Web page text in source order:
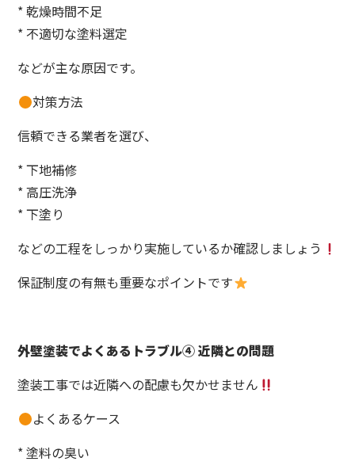
* 乾燥時間不足
* 不適切な塗料選定
などが主な原因です。
対策方法
信頼できる業者を選び、
* 下地補修
* 高圧洗浄
* 下塗り
などの工程をしっかり実施しているか確認しましょう
保証制度の有無も重要なポイントです
外壁塗装でよくあるトラブル④ 近隣との問題
塗装工事では近隣への配慮も欠かせません
よくあるケース
* 塗料の臭い